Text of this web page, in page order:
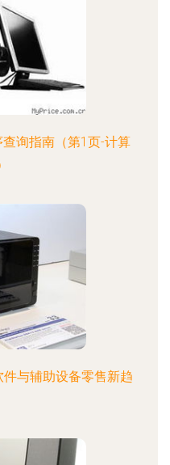
询指南（第1页-计算
与辅助设备零售新趋